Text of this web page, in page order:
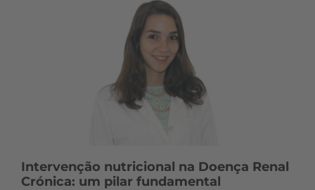
Intervenção nutricional na Doença Renal
Crónica: um pilar fundamental